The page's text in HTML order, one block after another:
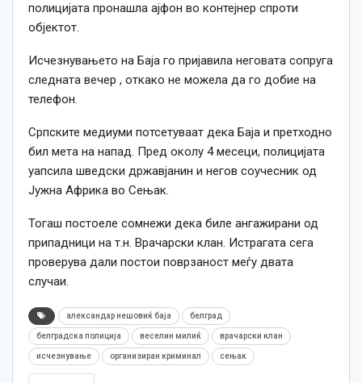
полицијата пронашла ајфон во контејнер спроти
објектот.
Исчезнувањето на Баја го пријавила неговата сопруга
следната вечер , откако не можела да го добие на
телефон.
Српските медиуми потсетуваат дека Баја и претходно
бил мета на напад. Пред околу 4 месеци, полицијата
уапсила шведски државјанин и негов соучесник од
Јужна Африка во Сењак.
Тогаш постоеле сомнежи дека биле ангажирани од
припадници на т.н. Врачарски клан. Истрагата сега
проверува дали постои поврзаност меѓу двата
случаи.
александар нешовиќ баја белград
белградска полиција веселин милиќ врачарски клан
исчезнување организиран криминал сењак